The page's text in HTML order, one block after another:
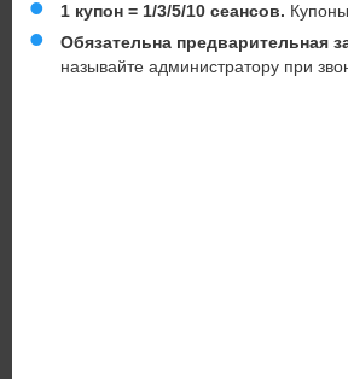
1 купон = 1/3/5/10 сеансов.
Обязательна предварительная
называйте администратору при